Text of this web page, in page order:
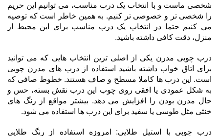
شخصی ماست و با انتخاب یک درب مناسب، می توانیم این حریم
را شخصی تر و خصوصی تر کنیم. به همین خاطر است که توصیه
می کنیم حتما در انتخاب یک درب مناسب برای این محیط از
منزل، دقت کافی داشته باشید.
درب چوبی مدرن یکی از اصلی ترین انتخاب هایی که می توانید
برای اتاق خواب داشته باشید استفاده از درب های مدرن چوبی
است. این درب ها کاملا مسطح و صاف هستند. خطوط صافی که
به شکل عمودی یا افقی روی چوب این درب نقش بسته، حس و
حال مدرن بودن را افزایش می دهد. بیشتر مواقع از رنگ های
خنثی مثل طوسی یا سفید برای این درب ها استفاده می شود.
درب چوبی با استیل طلایی: امروزه استفاده از رنگ طلایی